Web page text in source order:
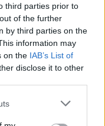
third parties prior to
of the further
by third parties on the
information may
on the IAB’s List of
disclose it to other